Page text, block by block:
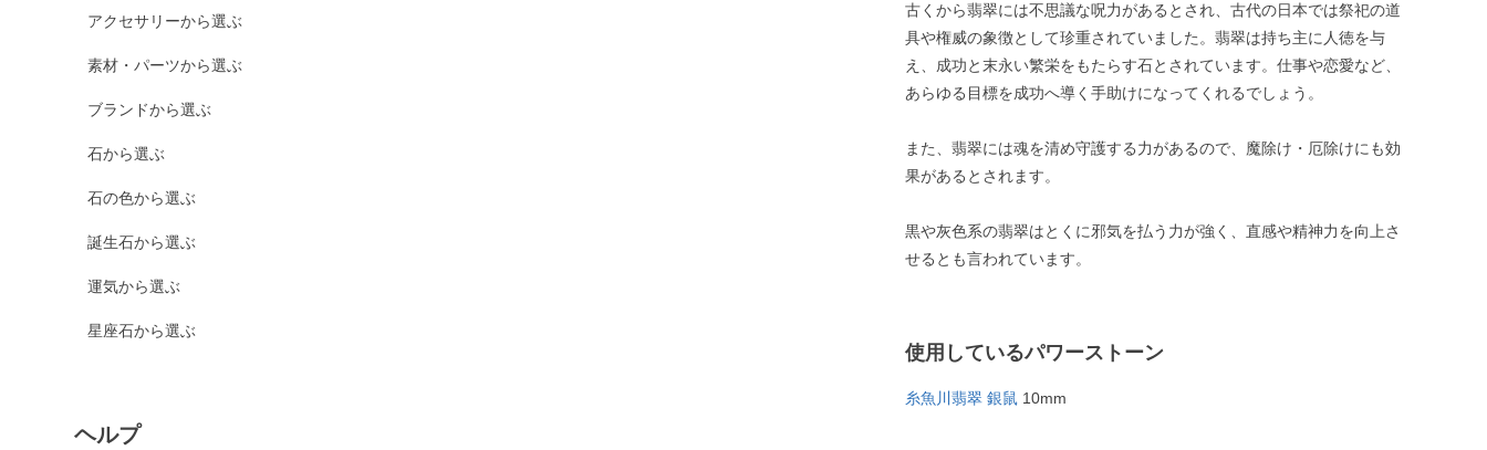
アクセサリーから選ぶ
素材・パーツから選ぶ
ブランドから選ぶ
石から選ぶ
石の色から選ぶ
誕生石から選ぶ
運気から選ぶ
星座石から選ぶ
ヘルプ
古くから翡翠には不思議な呪力があるとされ、古代の日本では祭祀の道
具や権威の象徴として珍重されていました。翡翠は持ち主に人徳を与
え、成功と末永い繁栄をもたらす石とされています。仕事や恋愛など、
あらゆる目標を成功へ導く手助けになってくれるでしょう。
また、翡翠には魂を清め守護する力があるので、魔除け・厄除けにも効
果があるとされます。
黒や灰色系の翡翠はとくに邪気を払う力が強く、直感や精神力を向上さ
せるとも言われています。
使用しているパワーストーン
糸魚川翡翠 銀鼠 10mm